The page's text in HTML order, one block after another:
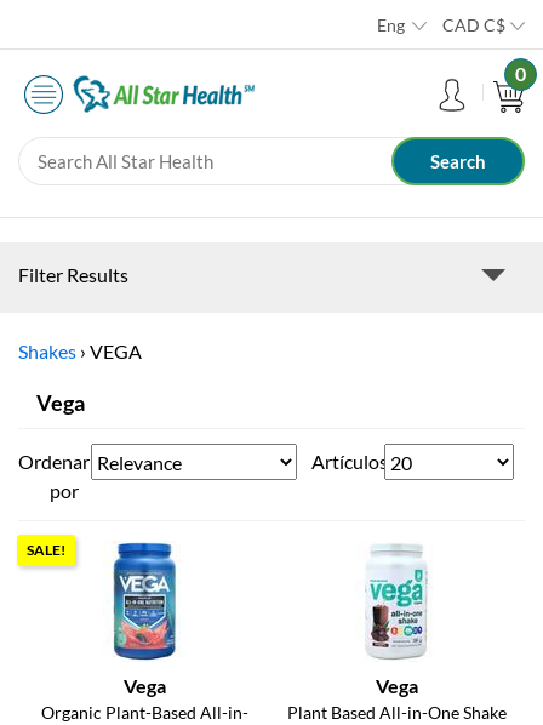
Eng CAD C$
0
Filter Results
Shakes › VEGA
Vega
Ordenar
por
Artículos
SALE!
Vega
Organic Plant-Based All-in-
Vega
Plant Based All-in-One Shake